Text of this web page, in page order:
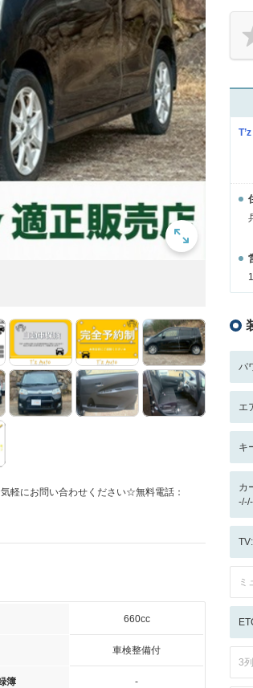
軽にお問い合わせください☆無料電話：
660cc
車検整備付
簿 -
パ
エ
キ
カ
ミ
3